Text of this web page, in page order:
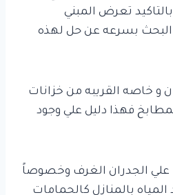
تعرض المبني
البحث بسرعه عن حل لهذه
و خاصه القريبه من خزانات
فهذا دليل علي وجود
الجدران الغرف وخصوصاً
بالمنازل كالحمامات